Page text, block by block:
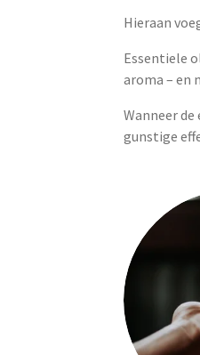
Hieraan
Essentiele
aroma – en
Wanneer
gunstige